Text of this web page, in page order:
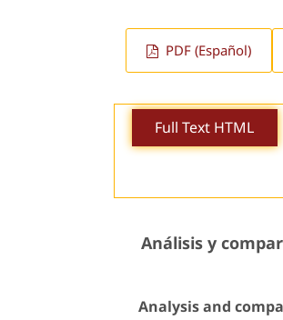
PDF (Español)
Full Text HTML
Análisis y
Analysis and